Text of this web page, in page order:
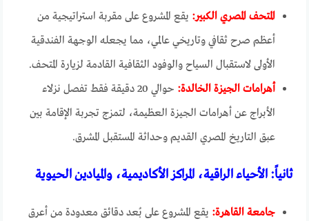
المتحف المصري الكبير: يقع المشروع على مقربة استراتيجية من
أعظم صرح ثقافي وتاريخي عالمي، مما يجعله الوجهة الفندقية
الأولى لاستقبال السياح والوفود الثقافية القادمة لزيارة المتحف.
أهرامات الجيزة الخالدة:
حوالي 20 دقيقة فقط تفصل نزلاء
الأبراج عن أهرامات الجيزة العظيمة، لتمزج تجربة الإقامة بين
عبق التاريخ المصري القديم وحداثة المستقبل المشرق.
ثانياً: الأحياء الراقية، المراكز الأكاديمية، والميادين الحيوية
جامعة القاهرة: يقع المشروع على بُعد دقائق معدودة من أعرق